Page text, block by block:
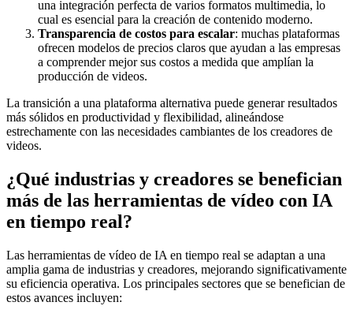
una integración perfecta de varios formatos multimedia, lo
cual es esencial para la creación de contenido moderno.
Transparencia de costos para escalar: muchas plataformas
ofrecen modelos de precios claros que ayudan a las empresas
a comprender mejor sus costos a medida que amplían la
producción de videos.
La transición a una plataforma alternativa puede generar resultados
más sólidos en productividad y flexibilidad, alineándose
estrechamente con las necesidades cambiantes de los creadores de
videos.
¿Qué industrias y creadores se benefician
más de las herramientas de vídeo con IA
en tiempo real?
Las herramientas de vídeo de IA en tiempo real se adaptan a una
amplia gama de industrias y creadores, mejorando significativamente
su eficiencia operativa. Los principales sectores que se benefician de
estos avances incluyen: